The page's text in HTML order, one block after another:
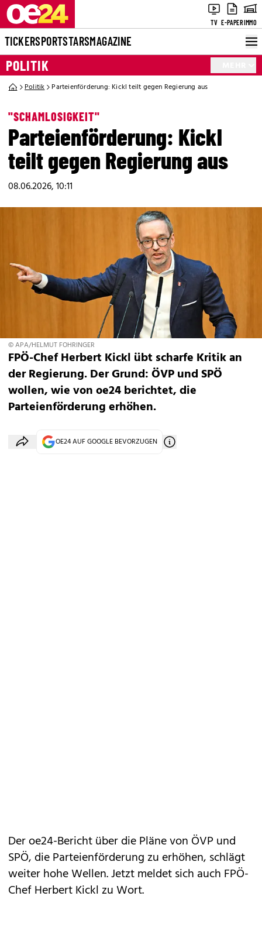
TV E-PAPERIMMO
TICKERSPORTSTARSMAGAZINE
POLITIK
Politik Parteienförderung: Kickl teilt gegen Regierung aus
"SCHAMLOSIGKEIT"
Parteienförderung: Kickl
teilt gegen Regierung aus
08.06.2026, 10:11
© APA/HELMUT FOHRINGER
FPÖ-Chef Herbert Kickl übt scharfe Kritik an
der Regierung. Der Grund: ÖVP und SPÖ
wollen, wie von oe24 berichtet, die
Parteienförderung erhöhen.
OE24 AUF GOOGLE BEVORZUGEN
Der oe24-Bericht über die Pläne von ÖVP und
SPÖ, die Parteienförderung zu erhöhen, schlägt
weiter hohe Wellen. Jetzt meldet sich auch FPÖ-
Chef Herbert Kickl zu Wort.